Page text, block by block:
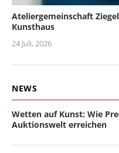
Ateliergemeinschaft
Kunsthaus
24 Juli, 2026
NEWS
Wetten auf Kunst: Wie
Auktionswelt erreichen